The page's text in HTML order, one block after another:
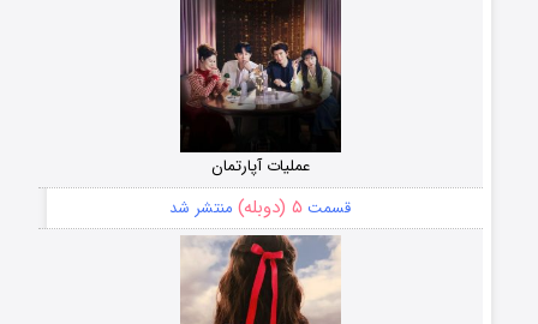
عملیات آپارتمان
قسمت ۵ (دوبله) منتشر شد